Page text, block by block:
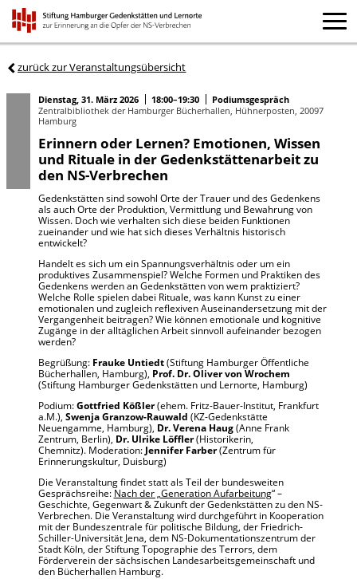
zurück zur Veranstaltungsübersicht
Dienstag, 31. März 2026 18:00–19:30
Podiumsgespräch
Zentralbibliothek der Hamburger Bücherhallen, Hühnerposten, 20097
Hamburg
Erinnern oder Lernen? Emotionen, Wissen
und Rituale in der Gedenkstättenarbeit zu
den NS-Verbrechen
Gedenkstätten sind sowohl Orte der Trauer und des Gedenkens
als auch Orte der Produktion, Vermittlung und Bewahrung von
Wissen. Doch wie verhalten sich diese beiden Funktionen
zueinander und wie hat sich dieses Verhältnis historisch
entwickelt?
Handelt es sich um ein Spannungsverhältnis oder um ein
produktives Zusammenspiel? Welche Formen und Praktiken des
Gedenkens werden an Gedenkstätten von wem praktiziert?
Welche Rolle spielen dabei Rituale, was kann Kunst zu einer
emotionalen und zugleich reflexiven Auseinandersetzung mit der
Vergangenheit beitragen? Wie können emotionale und kognitive
Zugänge in der alltäglichen Arbeit sinnvoll aufeinander bezogen
werden?
Begrüßung: Frauke Untiedt(Stiftung Hamburger Öffentliche
Bücherhallen, Hamburg), Prof. Dr. Oliver von Wrochem
(Stiftung Hamburger Gedenkstätten und Lernorte, Hamburg)
Podium:Gottfried Kößler(ehem. Fritz-Bauer-Institut, Frankfurt
a.M.), Swenja Granzow-Rauwald (KZ-Gedenkstätte
Neuengamme, Hamburg), Dr. Verena Haug(Anne Frank
Zentrum, Berlin), Dr. Ulrike Löffler(Historikerin,
Chemnitz). Moderation: Jennifer Farber(Zentrum für
Erinnerungskultur, Duisburg)
Die Veranstaltung findet statt als Teil der bundesweiten
Gesprächsreihe: Nach der „Generation Aufarbeitung“ –
Geschichte, Gegenwart & Zukunft der Gedenkstätten zu den NS-
Verbrechen. Die Veranstaltung wird durchgeführt in Kooperation
mit der Bundeszentrale für politische Bildung, der Friedrich-
Schiller-Universität Jena, dem NS-Dokumentationszentrum der
Stadt Köln, der Stiftung Topographie des Terrors, dem
Förderverein der sächsischen Landesarbeitsgemeinschaft und
den Bücherhallen Hamburg.